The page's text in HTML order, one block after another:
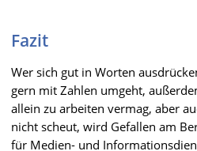
Fazit
Wer sich gut in Worten
gern mit Zahlen umgeht,
allein zu arbeiten vermag, aber
nicht scheut, wird Gefallen am
für Medien- und